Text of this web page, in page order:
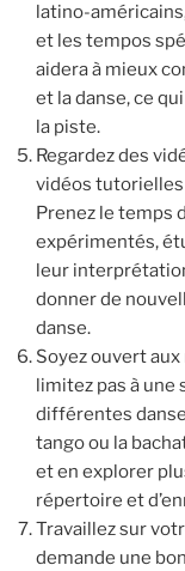
latino-
et les tempos
aidera à mieux
et la danse, ce
la piste.
Regardez des
vidéos
Prenez le temps
expérimentés,
leur
donner de
danse.
Soyez ouvert
limitez pas à une
différentes
tango ou la
et en explorer
répertoire et
Travaillez sur
demande une